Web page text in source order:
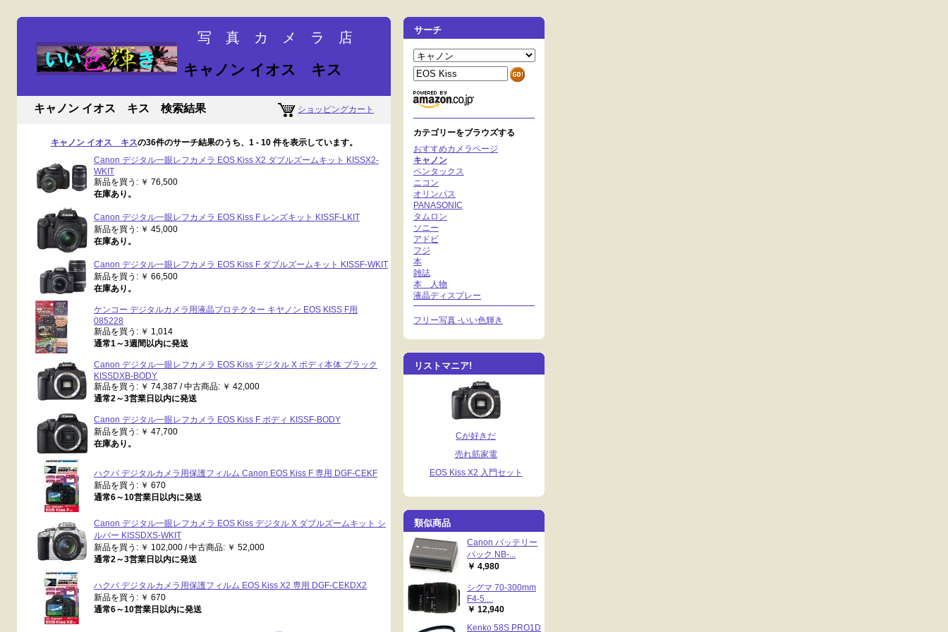
写 真 カ メ ラ 店
キャノン イオス キス
ショッピングカート
キャノン イオス キス 検索結果
キャノン イオス キスの36件のサーチ結果のうち、1 - 10 件を表示しています。
Canon デジタル一眼レフカメラ EOS Kiss X2 ダブルズームキット KISSX2-
WKIT
新品を買う: ￥ 76,500
在庫あり。
Canon デジタル一眼レフカメラ EOS Kiss F レンズキット KISSF-LKIT
新品を買う: ￥ 45,000
在庫あり。
Canon デジタル一眼レフカメラ EOS Kiss F ダブルズームキット KISSF-WKIT
新品を買う: ￥ 66,500
在庫あり。
ケンコー デジタルカメラ用液晶プロテクター キヤノン EOS KISS F用
085228
新品を買う: ￥ 1,014
通常1～3週間以内に発送
Canon デジタル一眼レフカメラ EOS Kiss デジタル X ボディ本体 ブラック
KISSDXB-BODY
新品を買う: ￥ 74,387 / 中古商品: ￥ 42,000
通常2～3営業日以内に発送
Canon デジタル一眼レフカメラ EOS Kiss F ボディ KISSF-BODY
新品を買う: ￥ 47,700
在庫あり。
ハクバ デジタルカメラ用保護フィルム Canon EOS Kiss F 専用 DGF-CEKF
新品を買う: ￥ 670
通常6～10営業日以内に発送
Canon デジタル一眼レフカメラ EOS Kiss デジタル X ダブルズームキット シ
ルバー KISSDXS-WKIT
新品を買う: ￥ 102,000 / 中古商品: ￥ 52,000
通常2～3営業日以内に発送
ハクバ デジタルカメラ用保護フィルム EOS Kiss X2 専用 DGF-CEKDX2
新品を買う: ￥ 670
通常6～10営業日以内に発送
サーチ
カテゴリーをブラウズする
おすすめカメラページ
キャノン
ペンタックス
ニコン
オリンパス
PANASONIC
タムロン
ソニー
アドビ
フジ
本
雑誌
本 人物
液晶ディスプレー
フリー写真 -いい色輝き
リストマニア!
Cが好きだ
売れ筋家電
EOS Kiss X2 入門セット
類似商品
Canon バッテリー
パック NB-...
￥ 4,980
シグマ 70-300mm
F4-5....
￥ 12,940
Kenko 58S PRO1D